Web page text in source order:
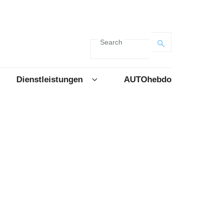
Search
Dienstleistungen AUTOhebdo